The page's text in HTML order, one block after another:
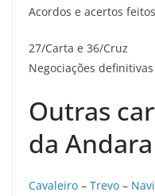
Acordos e acertos
27/Carta e 36/Cruz
Negociações
Outras
da Andara
Cavaleiro – Trevo –